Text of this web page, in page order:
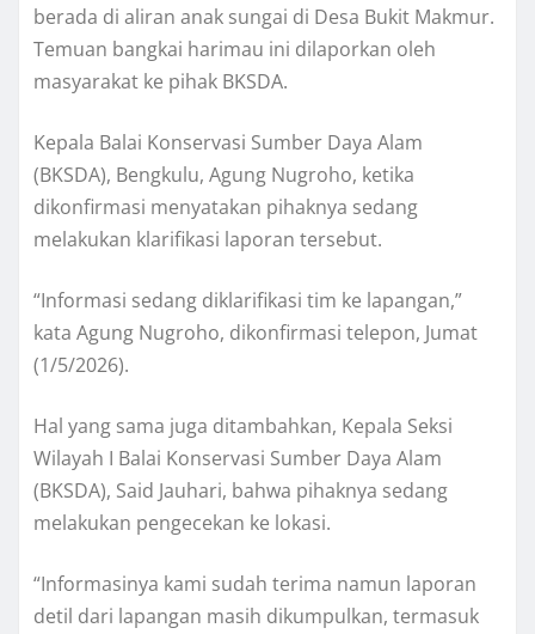
berada di aliran anak sungai di Desa Bukit Makmur.
Temuan bangkai harimau ini dilaporkan oleh
masyarakat ke pihak BKSDA.
Kepala Balai Konservasi Sumber Daya Alam
(BKSDA), Bengkulu, Agung Nugroho, ketika
dikonfirmasi menyatakan pihaknya sedang
melakukan klarifikasi laporan tersebut.
“Informasi sedang diklarifikasi tim ke lapangan,”
kata Agung Nugroho, dikonfirmasi telepon, Jumat
(1/5/2026).
Hal yang sama juga ditambahkan, Kepala Seksi
Wilayah I Balai Konservasi Sumber Daya Alam
(BKSDA), Said Jauhari, bahwa pihaknya sedang
melakukan pengecekan ke lokasi.
“Informasinya kami sudah terima namun laporan
detil dari lapangan masih dikumpulkan, termasuk